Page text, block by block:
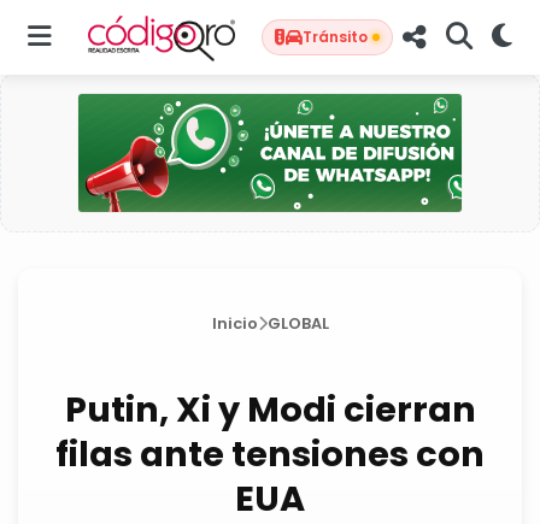
Tránsito
Inicio GLOBAL
Putin, Xi y Modi cierran
filas ante tensiones con
EUA